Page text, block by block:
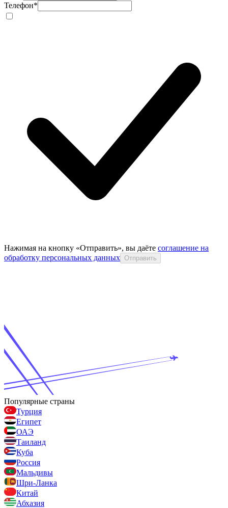
Телефон*
Нажимая на кнопку «Отправить», вы даёте соглашение на
обработку персональных данных Отправить
Популярные страны
Турция
Египет
ОАЭ
Таиланд
Куба
Россия
Мальдивы
Шри-Ланка
Китай
Абхазия